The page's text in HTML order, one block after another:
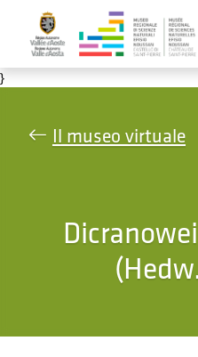
Salta al contenuto principale
}
Il museo virtuale